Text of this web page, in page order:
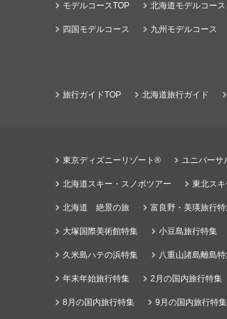
モデルコースTOP 北海道モデルコース
四国モデルコース 九州モデルコース
旅行ガイドTOP 北海道旅行ガイド
東京ディズニーリゾート® ユニバーサ
北海道スキー・スノボツアー 東北ス
北海道 絶景の旅 富良野・美瑛旅行
大塚国際美術館特集 小豆島旅行特集
久米島ハテの浜特集 八重山諸島離島
年末年始旅行特集 2月の国内旅行特集
8月の国内旅行特集 9月の国内旅行特集